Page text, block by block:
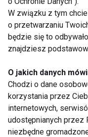
MODELOWANIE
W związku z tym
o przetwarzaniu
będzie się to
znajdziesz
O jakich danych
Chodzi o dane
korzystania przez
internetowych,
udostępnianych przez
niezbędne